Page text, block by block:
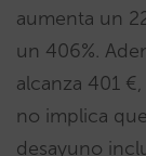
aumenta un
un 406%.
alcanza 401
no implica
desayuno